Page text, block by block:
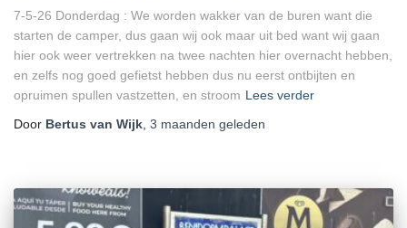
7-5-26 Donderdag : We worden wakker van de buren want die
starten de camper, dus gaan wij ook maar uit bed want wij gaan
hier ook weer vertrekken na twee nachten hier overnacht hebben,
en zelfs nog goed gefietst hebben dus nu eerst ontbijten en
opruimen spullen vastzetten, en stroom Lees verder
Door Bertus van Wijk, 3 maanden geleden